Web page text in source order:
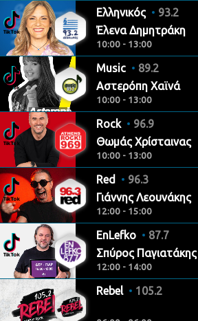
Ελληνικός
93.2
Έλενα Δημητράκη
10:00 - 13:00
Music
89.2
Αστερόπη Χαϊνά
10:00 - 13:00
Rock
96.9
Θωμάς Χρίσταινας
10:00 - 13:00
Red
96.3
Γιάννης Λεουνάκης
12:00 - 15:00
EnLefko
87.7
Σπύρος Παγιατάκης
12:00 - 14:00
Rebel 105.2